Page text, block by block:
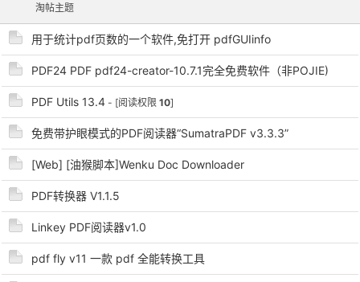
爱
破
淘帖主题
用于统计pdf页数的一个软件,免打开 pdfGUIinfo
PDF24 PDF pdf24-creator-10.7.1完全免费软件（非POJIE)
PDF Utils 13.4 - [阅读权限 10]
免费带护眼模式的PDF阅读器“SumatraPDF v3.3.3”
[Web] [油猴脚本]Wenku Doc Downloader
PDF转换器 V1.1.5
Linkey PDF阅读器v1.0
pdf fly v11 一款 pdf 全能转换工具